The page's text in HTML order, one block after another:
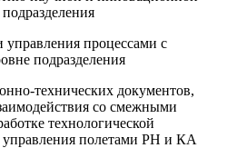
управления процессами с
подразделения
технических документов,
со смежными
технологической
управления полетами РН и КА